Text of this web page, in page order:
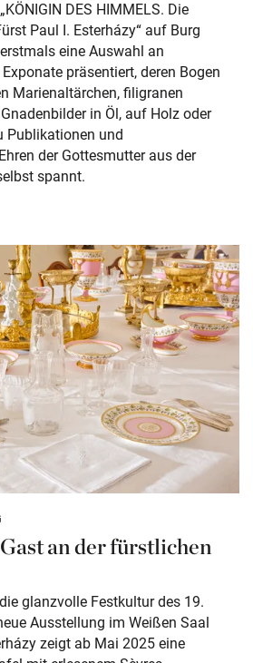
DES HIMMELS. Die
Paul I. Esterházy“ auf Burg
eine Auswahl an
präsentiert, deren Bogen
Marienaltärchen, filigranen
in Öl, auf Holz oder
Publikationen und
der Gottesmutter aus der
spannt.
an der fürstlichen
glanzvolle Festkultur des 19.
Ausstellung im Weißen Saal
zeigt ab Mai 2025 eine